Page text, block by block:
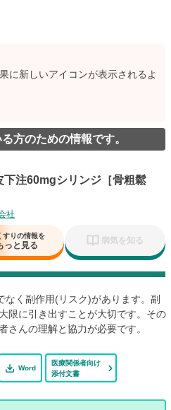
に新しいアイコンが表示されるよ
方のための情報です。
下注60mgシリンジ［骨粗鬆
社
すりの情報を
っと見る 病気を知る
く副作用(リスク)があります。副
限に引き出すことが大切です。その
さんの理解と協力が必要です。
Word
医療関係者向け
添付文書